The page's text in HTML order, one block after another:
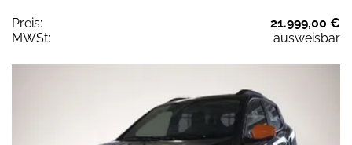
Preis:
21.999,00 €
MWSt:
ausweisbar